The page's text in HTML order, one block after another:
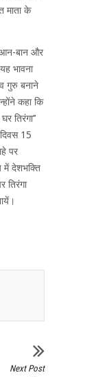
माता के
आन-बान और
भावना
गुरु बनाने
कहा कि
तिरंगा’’
15
पर
में देशभक्ति
तिरंगा
Next Post